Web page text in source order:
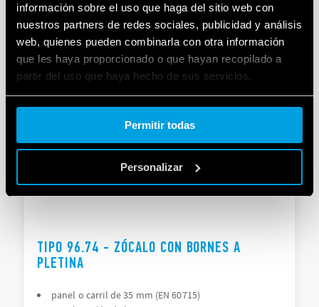
información sobre el uso que haga del sitio web con
nuestros partners de redes sociales, publicidad y análisis
web, quienes pueden combinarla con otra información
que les haya proporcionado o que hayan recopilado a
partir del uso que haya hecho de sus servicios.
Cookie policy.
Permitir todas
Personalizar
panel o carril de 35 mm (EN 60715)
Para los relés de la Serie 56, Tipo 56.32
DETAILS
TIPO 96.74 - ZÓCALO CON BORNES A
PLETINA
panel o carril de 35 mm (EN 60715)